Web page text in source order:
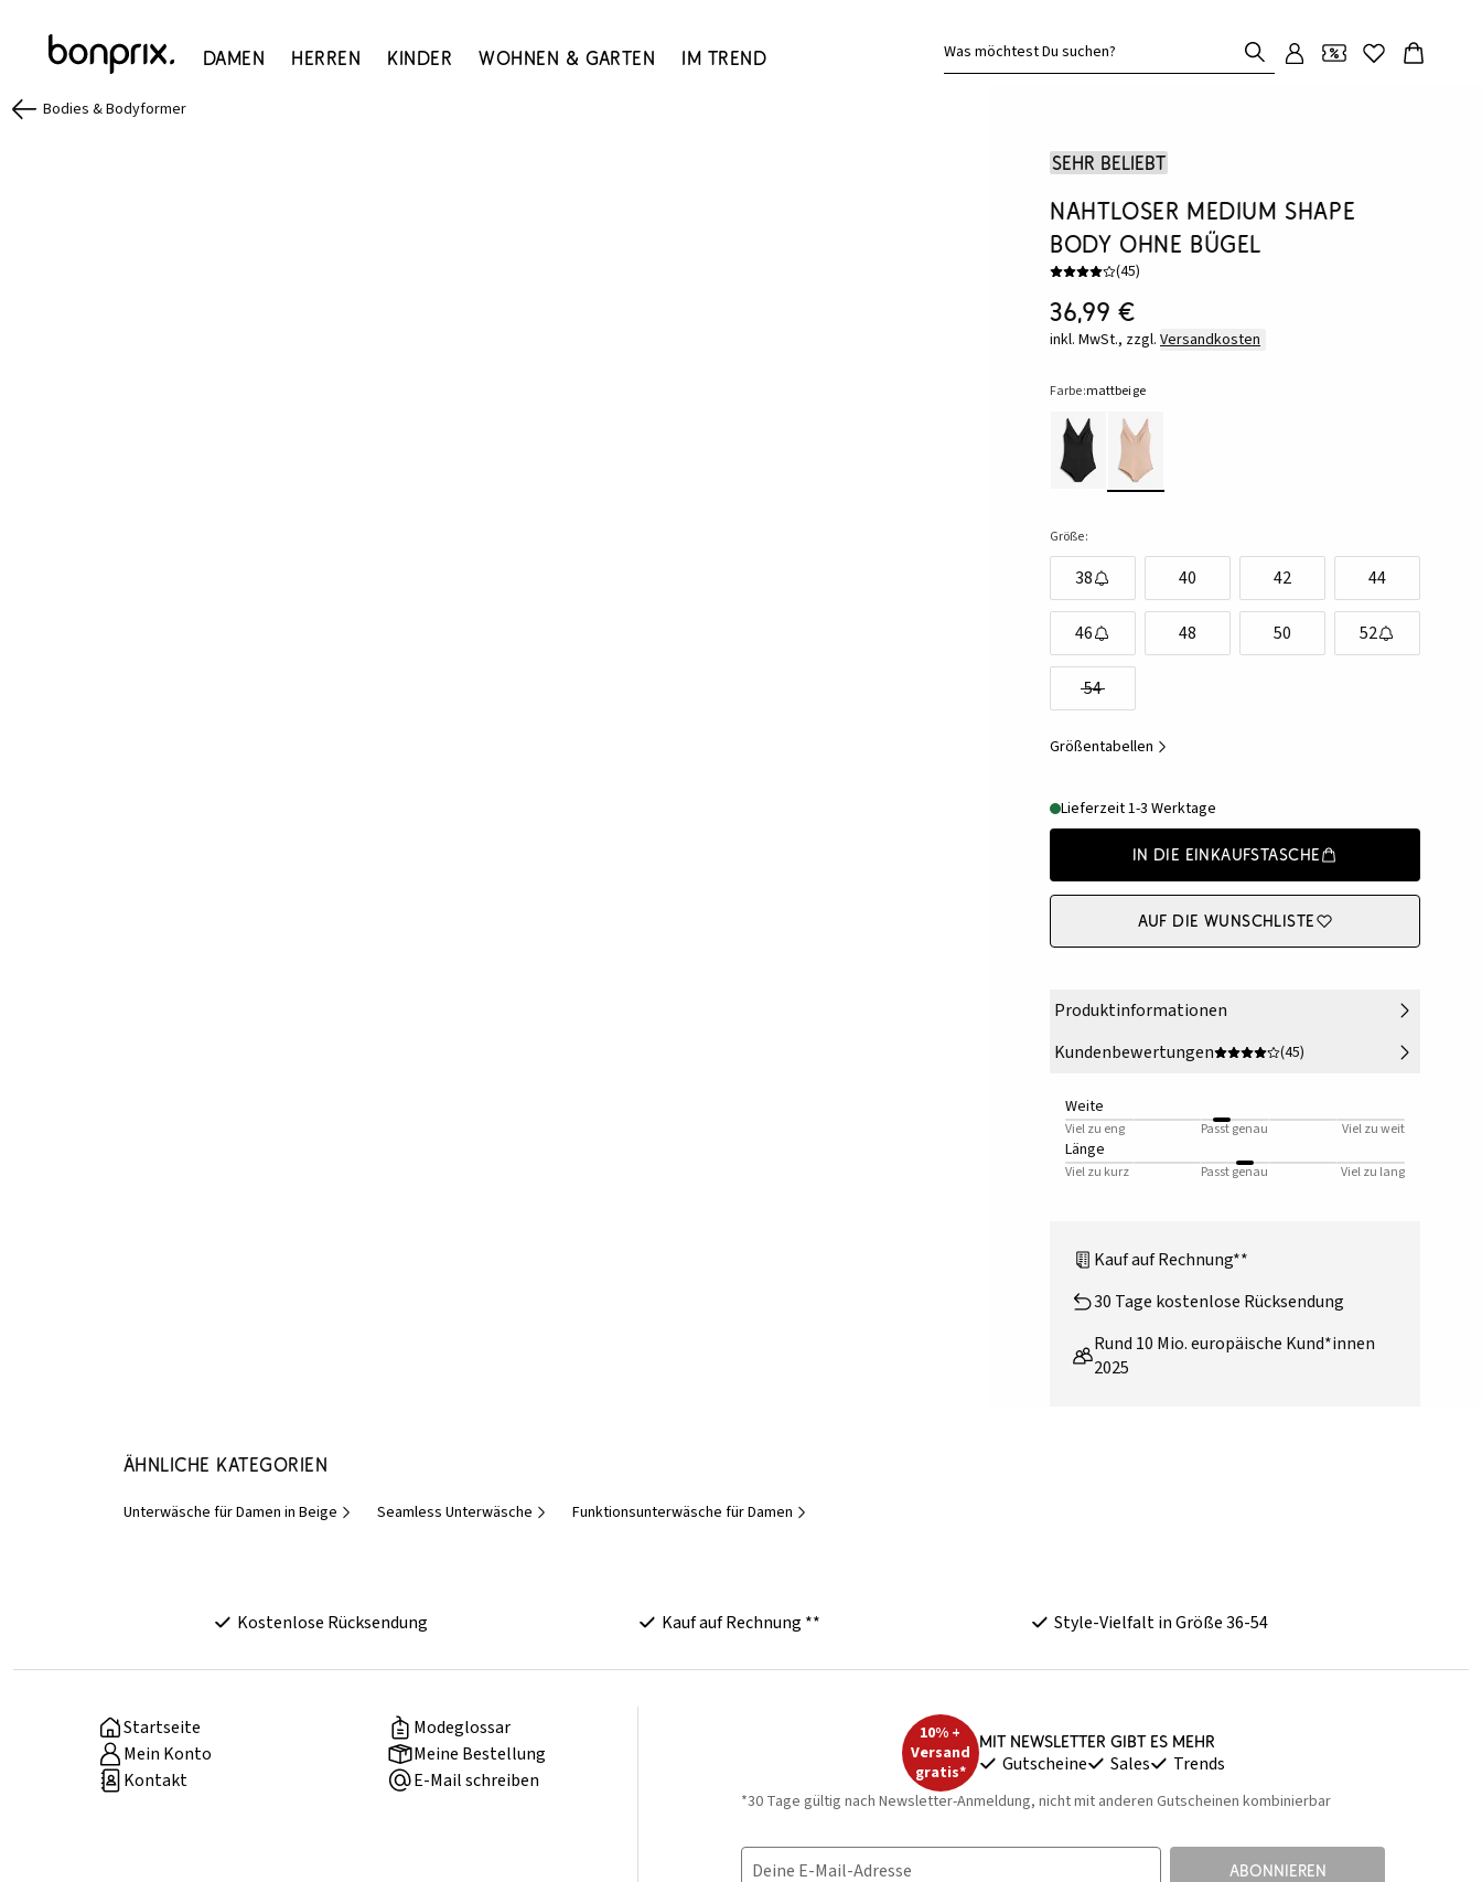
Damen Herren Kinder Wohnen & Garten Im Trend Was möchtest Du suchen?
Bodies & Bodyformer
Sehr beliebt
Nahtloser Medium Shape
Body ohne Bügel
(45)
36,99 €
inkl. MwSt., zzgl. Versandkosten
Farbe:mattbeige
Größe:
38 40 42 44
46 48 50 52
54
Größentabellen
Lieferzeit 1-3 Werktage
In die Einkaufstasche
Auf die Wunschliste
Produktinformationen
Kundenbewertungen
(45)
Weite
Viel zu eng Passt genau Viel zu weit
Länge
Viel zu kurz Passt genau Viel zu lang
Kauf auf Rechnung**
30 Tage kostenlose Rücksendung
Rund 10 Mio. europäische Kund*innen
2025
Ähnliche Kategorien
Unterwäsche für Damen in Beige Seamless Unterwäsche Funktionsunterwäsche für Damen
Kostenlose Rücksendung Kauf auf Rechnung ** Style-Vielfalt in Größe 36-54
Startseite
Modeglossar
Mein Konto
Meine Bestellung
Kontakt
E-Mail schreiben
10% +
Versand
gratis*
Mit Newsletter gibt es mehr
Gutscheine Sales Trends
*30 Tage gültig nach Newsletter-Anmeldung, nicht mit anderen Gutscheinen kombinierbar
Deine E-Mail-Adresse ABONNIEREN